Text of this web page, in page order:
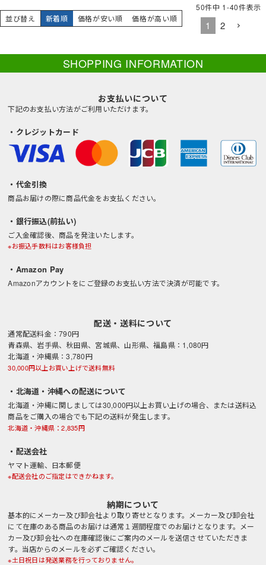
並び替え 新着順 価格が安い順 価格が高い順
50件中 1-40件表示
1 2
SHOPPING INFORMATION
お支払いについて
下記のお支払い方法がご利用いただけます。
・クレジットカード
・代金引換
商品お届けの際に商品代金をお支払ください。
・銀行振込(前払い)
ご入金確認後、商品を発注いたします。
※お振込手数料はお客様負担
・Amazon Pay
Amazonアカウントをにご登録のお支払い方法で決済が可能です。
配送・送料について
通常配送料金：790円
青森県、岩手県、秋田県、宮城県、山形県、福島県：1,080円
北海道・沖縄県：3,780円
30,000円以上お買い上げで送料無料
・北海道・沖縄への配送について
北海道・沖縄に関しましては30,000円以上お買い上げの場合、または送料込
商品をご購入の場合でも下記の送料が発生します。
北海道・沖縄県：2,835円
・配送会社
ヤマト運輸、日本郵便
※配送会社のご指定はできかねます。
納期について
基本的にメーカー及び卸会社より取り寄せとなります。メーカー及び卸会社
にて在庫のある商品のお届けは通常１週間程度でのお届けとなります。メー
カー及び卸会社への在庫確認後にご案内のメールを送信させていただきま
す。当店からのメールを必ずご確認ください。
※土日祝日は発送業務を行っておりません。